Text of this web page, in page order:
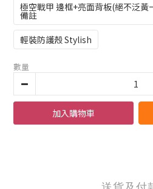
極空戰甲 邊框+亮面背板(絕不泛
備註
輕裝防護殼 Stylish
數量
加入購物車